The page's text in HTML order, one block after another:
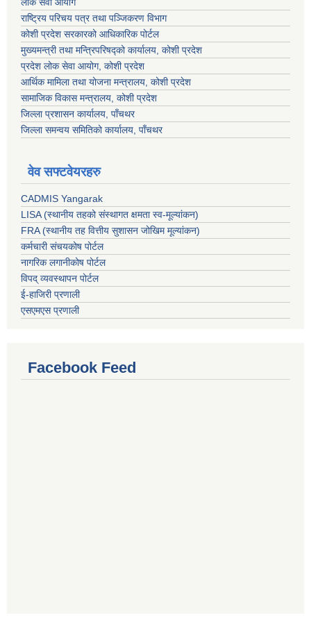
लोक सेवा आयोग
राष्ट्रिय परिचय पत्र तथा पञ्जिकरण विभाग
कोशी प्रदेश सरकारको आधिकारिक पोर्टल
मुख्यमन्त्री तथा मन्त्रिपरिषद्को कार्यालय, कोशी प्रदेश
प्रदेश लोक सेवा आयोग, कोशी प्रदेश
आर्थिक मामिला तथा योजना मन्त्रालय, कोशी प्रदेश
सामाजिक विकास मन्त्रालय, कोशी प्रदेश
जिल्ला प्रशासन कार्यालय, पाँचथर
जिल्ला समन्वय समितिको कार्यालय, पाँचथर
वेव सफ्टवेयरहरु
CADMIS Yangarak
LISA (स्थानीय तहको संस्थागत क्षमता स्व-मूल्यांकन)
FRA (स्थानीय तह वित्तीय सुशासन जोखिम मूल्यांकन)
कर्मचारी संचयकोष पोर्टल
नागरिक लगानीकोष पोर्टल
विपद् व्यवस्थापन पोर्टल
ई-हाजिरी प्रणाली
एसएमएस प्रणाली
Facebook Feed